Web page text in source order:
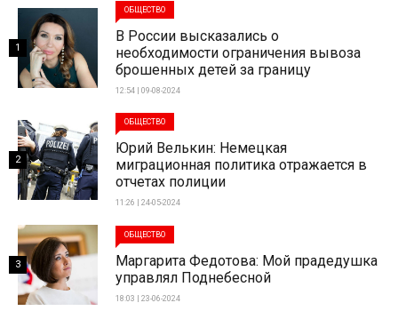
ОБЩЕСТВО
В России высказались о
необходимости ограничения вывоза
брошенных детей за границу
12:54 | 09-08-2024
1
ОБЩЕСТВО
Юрий Велькин: Немецкая
миграционная политика отражается в
отчетах полиции
11:26 | 24-05-2024
2
ОБЩЕСТВО
Маргарита Федотова: Мой прадедушка
управлял Поднебесной
18:03 | 23-06-2024
3